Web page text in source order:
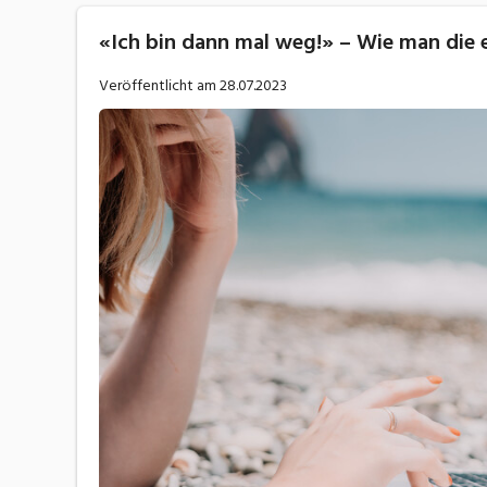
«Ich bin dann mal weg!» – Wie man
Veröffentlicht am28.07.2023